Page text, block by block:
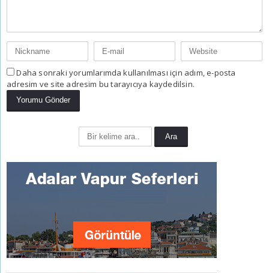
Daha sonraki yorumlarımda kullanılması için adım, e-posta
adresim ve site adresim bu tarayıcıya kaydedilsin.